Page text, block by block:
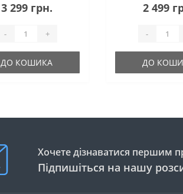
3 299 грн.
- +
ДО КОШИКА
2 499
-
ДО
Хочете дізнаватися першим
Підпишіться на нашу